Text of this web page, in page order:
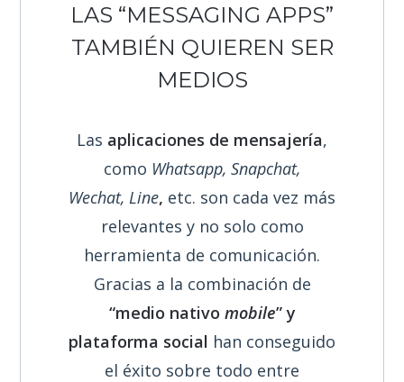
LAS “MESSAGING APPS”
TAMBIÉN QUIEREN SER
MEDIOS
Las aplicaciones de mensajería,
como Whatsapp, Snapchat,
Wechat, Line, etc. son cada vez más
relevantes y no solo como
herramienta de comunicación.
Gracias a la combinación de
“medio nativo mobile” y
plataforma social han conseguido
el éxito sobre todo entre